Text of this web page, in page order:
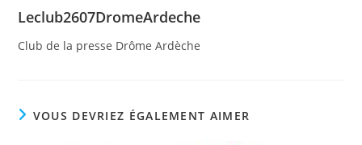
Leclub2607DromeArdeche
Club de la presse Drôme Ardèche
VOUS DEVRIEZ ÉGALEMENT AIMER